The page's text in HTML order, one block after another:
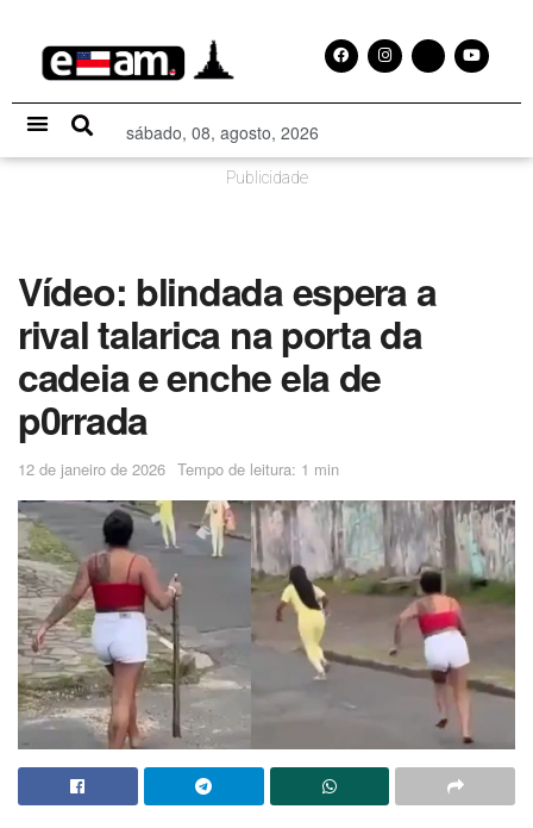
sábado, 08, agosto, 2026
Publicidade
Vídeo: blindada espera a
rival talarica na porta da
cadeia e enche ela de
p0rrada
12 de janeiro de 2026 Tempo de leitura: 1 min